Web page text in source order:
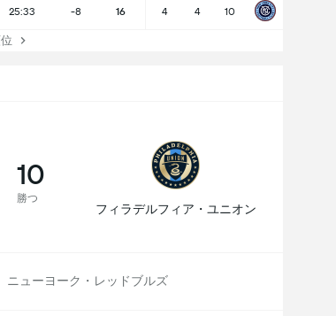
25:33 -8 16 4 4 10
10
勝つ
フィラデルフィア・ユニオン
ニューヨーク・レッドブルズ